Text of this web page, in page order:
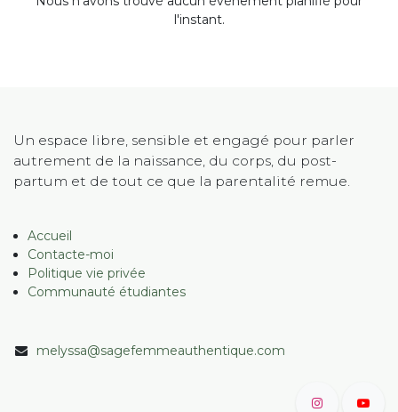
l'instant.
Un espace libre, sensible et engagé pour parler
autrement de la naissance, du corps, du post-
partum et de tout ce que la parentalité remue.
Accueil
Contacte-moi
Politique vie privée
Communauté étudiantes
melyssa@sagefemmeauthentique.com